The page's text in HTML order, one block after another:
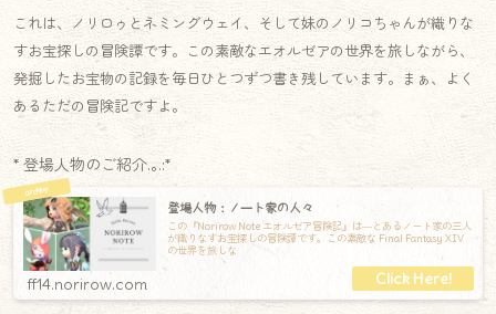
これは、ノリロゥとネミングウェイ、そして妹のノリコちゃんが織りな
すお宝探しの冒険譚です。この素敵なエオルゼアの世界を旅しながら、
発掘したお宝物の記録を毎日ひとつずつ書き残しています。まぁ、よく
あるただの冒険記ですよ。
* 登場人物のご紹介.｡.:*
登場人物：ノート家の人々
この『Norirow Note エオルゼア冒険記』は―とあるノート家の三人
が織りなすお宝探しの冒険譚です。この素敵な Final Fantasy XIV
の世界を旅しな
ff14.norirow.com